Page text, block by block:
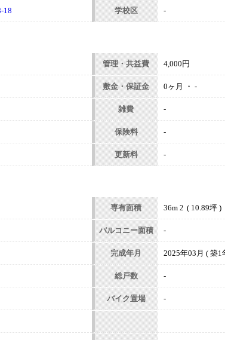
18 学校区 -
管理・共益費 4,000円
敷金・保証金 0ヶ月 ・ -
雑費 -
保険料 -
更新料 -
専有面積 36m 2( 10.89坪 )
バルコニー面積 -
完成年月 2025年03月 ( 築1
総戸数 -
バイク置場 -